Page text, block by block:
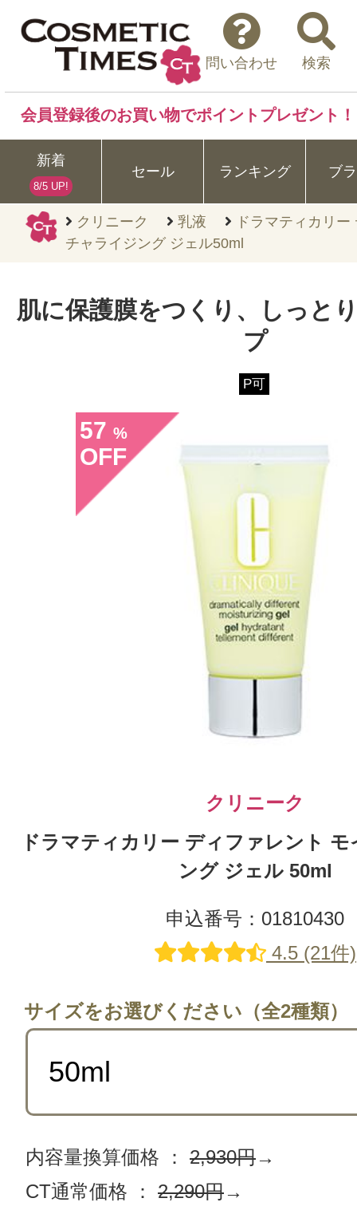
クリニーク 乳液
ドラマティカリ
チャライジング ジェル50ml
問い合わせ 検索
会員登録後のお買い物でポイントプレゼント！
新着
8/5 UP!
セール ランキング ブ
肌に保護膜をつくり、しっと
プ
P可
57 %
OFF
クリニーク
ドラマティカリー ディファレント
ング ジェル 50ml
申込番号：01810430
4.5 (21件)
サイズをお選びください（全2種類）
内容量換算価格 ： 2,930円→
CT通常価格 ： 2,290円→